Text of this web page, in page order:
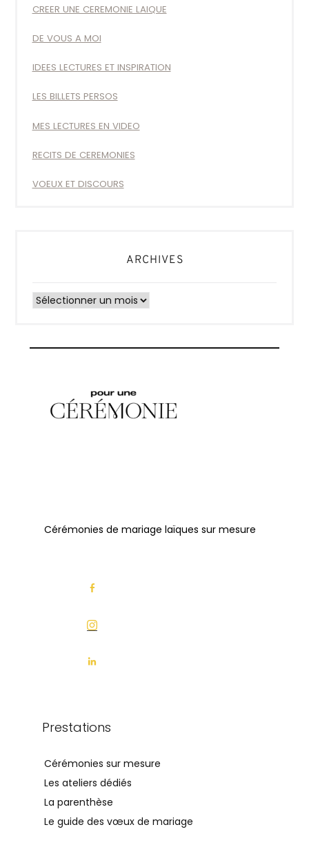
CREER UNE CEREMONIE LAIQUE
DE VOUS A MOI
IDEES LECTURES ET INSPIRATION
LES BILLETS PERSOS
MES LECTURES EN VIDEO
RECITS DE CEREMONIES
VOEUX ET DISCOURS
ARCHIVES
Archives
Cérémonies de mariage laïques sur mesure
Prestations
Cérémonies sur mesure
Les ateliers dédiés
La parenthèse
Le guide des vœux de mariage